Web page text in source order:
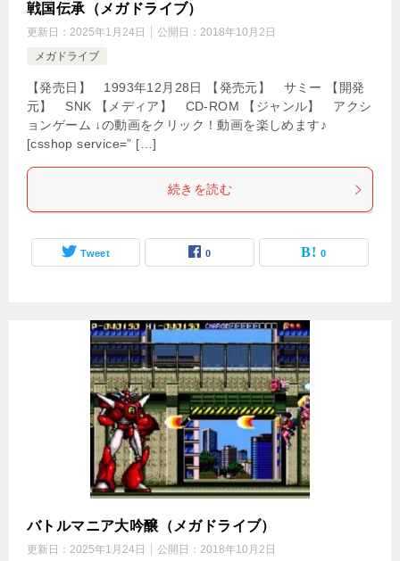
戦国伝承（メガドライブ）
更新日： 2025年1月24日 公開日： 2018年10月2日
メガドライブ
【発売日】 1993年12月28日 【発売元】 サミー 【開発
元】 SNK 【メディア】 CD-ROM 【ジャンル】 アクシ
ョンゲーム ↓の動画をクリック！動画を楽しめます♪
[csshop service=” […]
続きを読む
Tweet 0 0
バトルマニア大吟醸（メガドライブ）
更新日： 2025年1月24日 公開日： 2018年10月2日